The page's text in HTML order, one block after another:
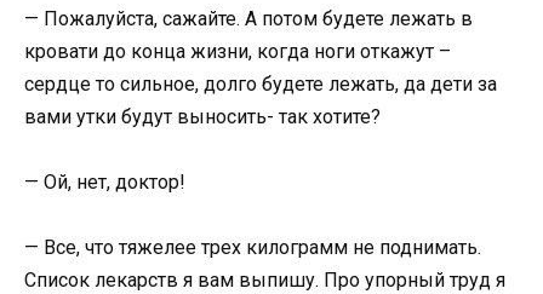
— Пожалуйста, сажайте. А потом будете лежать в
кровати до конца жизни, когда ноги откажут –
сердце то сильное, долго будете лежать, да дети за
вами утки будут выносить- так хотите?
— Ой, нет, доктор!
— Все, что тяжелее трех килограмм не поднимать.
Список лекарств я вам выпишу. Про упорный труд я